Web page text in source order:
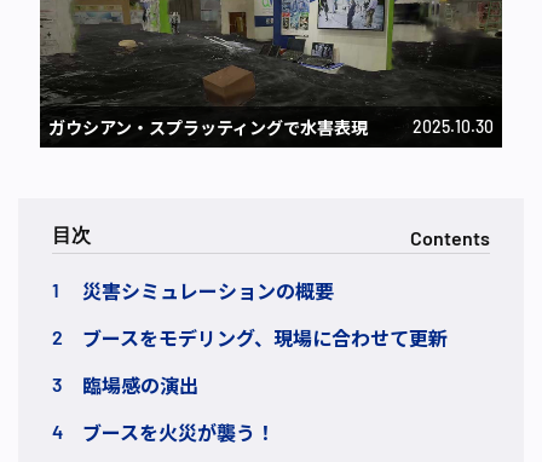
ガウシアン・スプラッティングで水害表現 2025.10.30
Contents
災害シミュレーションの概要
ブースをモデリング、現場に合わせて更新
臨場感の演出
ブースを火災が襲う！